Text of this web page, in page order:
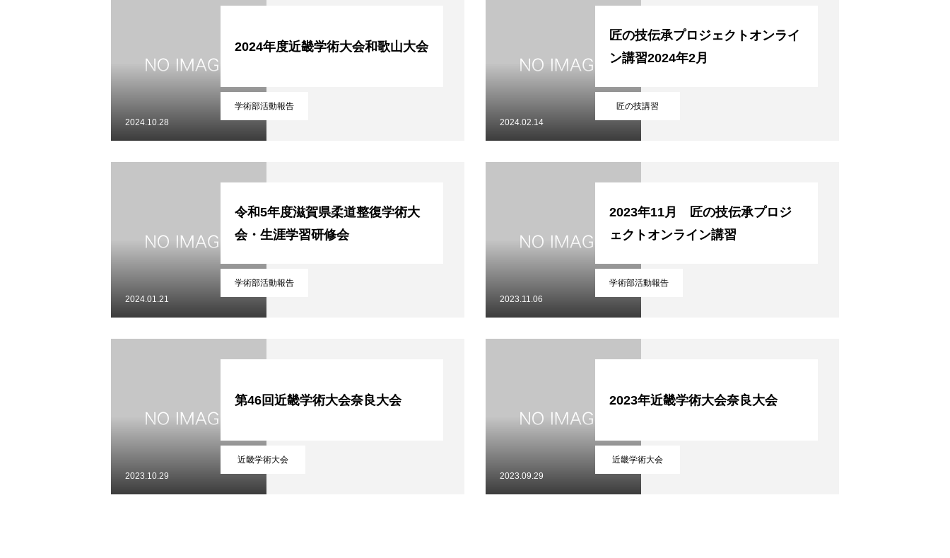
学術部活動報告
2024年度近畿学術大会和歌山大会
2024.10.28
匠の技講習
匠の技伝承プロジェクトオンライ
ン講習2024年2月
2024.02.14
学術部活動報告
令和5年度滋賀県柔道整復学術大
会・生涯学習研修会
2024.01.21
学術部活動報告
2023年11月 匠の技伝承プロジ
ェクトオンライン講習
2023.11.06
近畿学術大会
第46回近畿学術大会奈良大会
2023.10.29
近畿学術大会
2023年近畿学術大会奈良大会
2023.09.29